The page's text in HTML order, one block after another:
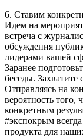
6. Ставим
Идем на
встреча с
обсуждения
лидерами вашей
Заранее
беседы.
Отправляясь на
вероятность того,
конкретным
#экспокрым
продукта для